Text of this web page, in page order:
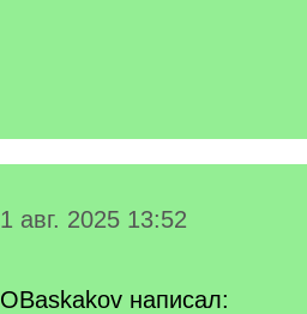
1 авг. 2025 13:52
OBaskakov написал: